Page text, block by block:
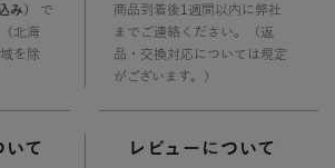
み）
で
北海
を除
商品到着後1週間以内に弊社
までご連絡ください。（返
品・交換対応については規定
がございます。）
いて レビューについて